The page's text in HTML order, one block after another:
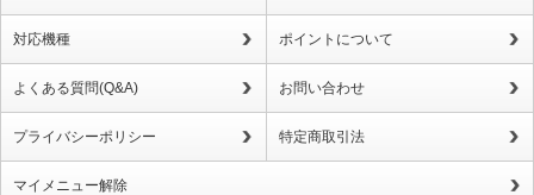
対応機種 ポイントについて
よくある質問(Q&A) お問い合わせ
プライバシーポリシー 特定商取引法
マイメニュー解除